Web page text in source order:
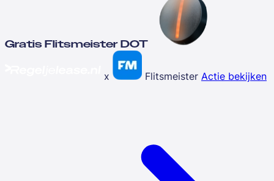
Gratis Flitsmeister DOT
x Flitsmeister Actie bekijken